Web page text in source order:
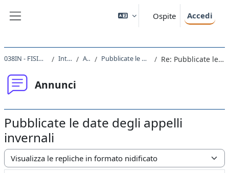
Ospite Accedi
038IN - FISICA GENERALE II 2025 Introduzione Annunci Pubblicate le date degli appelli invernali Re: Pubblicate le date degli appelli invernali
Annunci
Pubblicate le date degli appelli
invernali
Modalità visualizzazione